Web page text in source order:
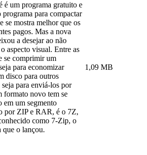
é um programa gratuito e
para compactar
se mostra melhor que os
pagos. Mas a nova
a desejar ao não
aspecto visual. Entre as
se comprimir um
para economizar
disco para outros
para enviá-los por
formato novo tem se
em um segmento
por ZIP e RAR, é o 7Z,
como 7-Zip, o
que o lançou.
1,09 MB